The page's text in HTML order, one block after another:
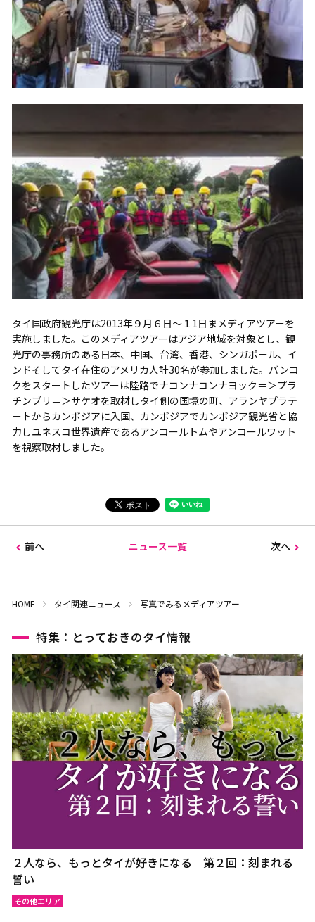
タイ国政府観光庁は2013年９月６日～１1日まメディアツアーを
実施しました。このメディアツアーはアジア地域を対象とし、観
光庁の事務所のある日本、中国、台湾、香港、シンガポール、イ
ンドそしてタイ在住のアメリカ人計30名が参加しました。バンコ
クをスタートしたツアーは陸路でナコンナコンナヨック＝＞プラ
チンブリ＝＞サケオを取材しタイ側の国境の町、アランヤプラテ
ートからカンボジアに入国、カンボジアでカンボジア観光省と協
力しユネスコ世界遺産であるアンコールトムやアンコールワット
を視察取材しました。
前へ ニュース一覧 次へ
HOME タイ関連ニュース 写真でみるメディアツアー
特集：とっておきのタイ情報
２人なら、もっとタイが好きになる｜第２回：刻まれる
誓い
その他エリア